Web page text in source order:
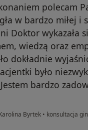
polecam
w bardzo miłej i
Doktor wykazała
wiedzą oraz
dokładnie
było
bardzo
Byrtek • konsultacja